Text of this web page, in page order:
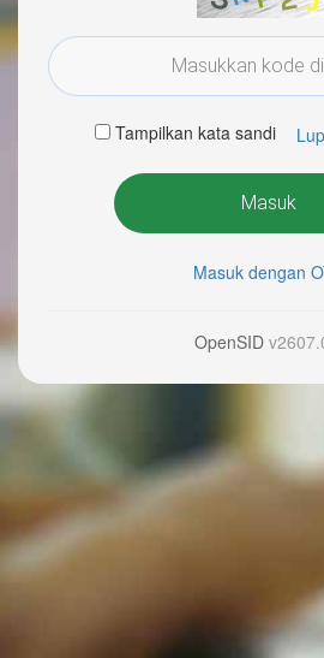
Tampilkan kata sandi
Masuk
Masuk dengan
OpenSID